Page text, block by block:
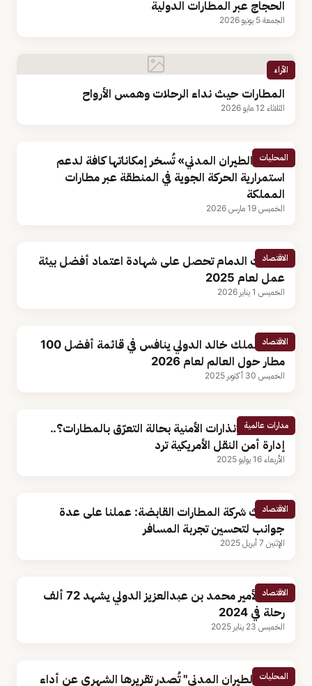
الحجاج عبر المطارات الدولية
الجمعة 5 يونيو 2026
الأراء
المطارات حيث نداء الرحلات وهمس الأرواح
الثلاثاء 12 مايو 2026
المحليات
«هيئة الطيران المدني» تُسخر إمكاناتها كافة لدعم
استمرارية الحركة الجوية في المنطقة عبر مطارات
المملكة
الخميس 19 مارس 2026
الاقتصاد
مطارات الدمام تحصل على شهادة اعتماد أفضل بيئة
عمل لعام 2025
الخميس 1 يناير 2026
الاقتصاد
مطار الملك خالد الدولي ينافس في قائمة أفضل 100
مطار حول العالم لعام 2026
الخميس 30 أكتوبر 2025
مدارات عالمية
ما سبب الإنذارات الأمنية بحالة التعرّق بالمطارات؟..
إدارة أمن النقل الأمريكية ترد
الأربعاء 16 يوليو 2025
الاقتصاد
متحدث شركة المطارات القابضة: عملنا على عدة
جوانب لتحسين تجربة المسافر
الإثنين 7 أبريل 2025
الاقتصاد
مطار الأمير محمد بن عبدالعزيز الدولي يشهد 72 ألف
رحلة في 2024
الخميس 23 يناير 2025
المحليات
"هيئة الطيران المدني" تُصدر تقريرها الشهري عن أداء